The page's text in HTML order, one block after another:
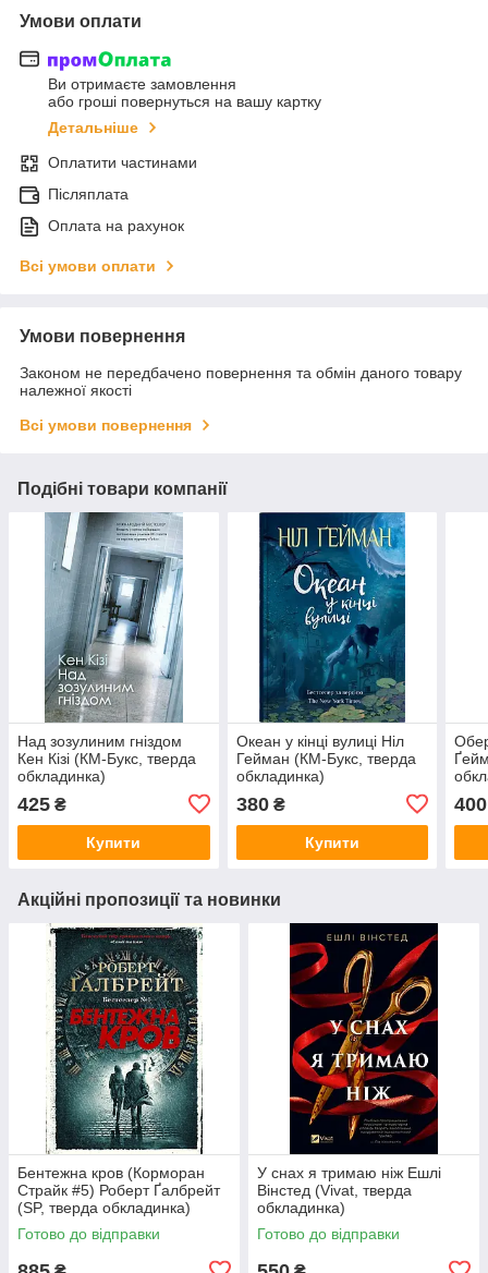
Умови оплати
Ви отримаєте замовлення
або гроші повернуться на вашу картку
Детальніше
Оплатити частинами
Післяплата
Оплата на рахунок
Всі умови оплати
Умови повернення
Законом не передбачено повернення та обмін даного товару
належної якості
Всі умови повернення
Подібні товари компанії
Над зозулиним гніздом
Кен Кізі (КМ-Букс, тверда
обкладинка)
425 ₴
Купити
Океан у кінці вулиці Ніл
Гейман (КМ-Букс, тверда
обкладинка)
380₴
Купити
400
Акційні пропозиції та новинки
Бентежна кров (Корморан
Страйк #5) Роберт Ґалбрейт
(SP, тверда обкладинка)
Готово до відправки
У снах я тримаю ніж Ешлі
Вінстед (Vivat, тверда
обкладинка)
Готово до відправки